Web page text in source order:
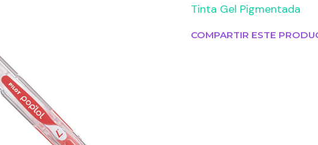
Tinta Gel Pigmentada
COMPARTIR ESTE